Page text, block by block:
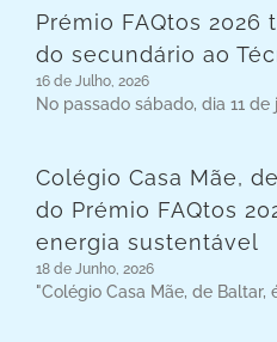
Prémio FAQtos 2026
do secundário ao
16 de Julho, 2026
No passado sábado, dia 11
Colégio Casa Mãe,
do Prémio FAQtos
energia sustentável
18 de Junho, 2026
"Colégio Casa Mãe, de Baltar,